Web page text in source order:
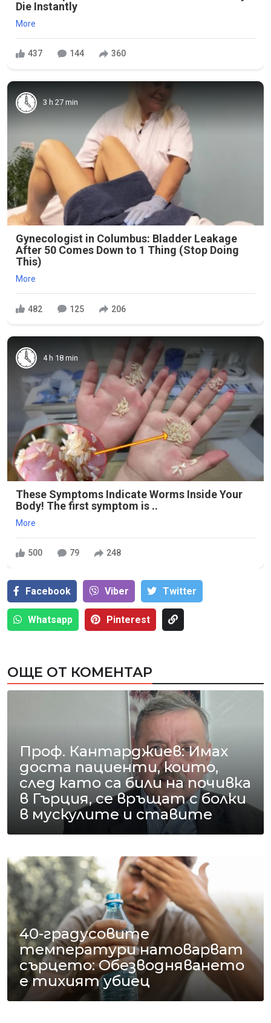
Die Instantly
More
437 144 360
3 h 27 min
Gynecologist in Columbus: Bladder Leakage
After 50 Comes Down to 1 Thing (Stop Doing
This)
More
482 125 206
4 h 18 min
These Symptoms Indicate Worms Inside Your
Body! The first symptom is ..
More
500 79 248
Facebook Viber Тwitter
Whatsapp Pinterest
ОЩЕ ОТ КОМЕНТАР
Проф. Кантарджиев: Имах
доста пациенти, които,
след като са били на почивка
в Гърция, се връщат с болки
в мускулите и ставите
40-градусовите
температури натоварват
сърцето: Обезводняването
е тихият убиец